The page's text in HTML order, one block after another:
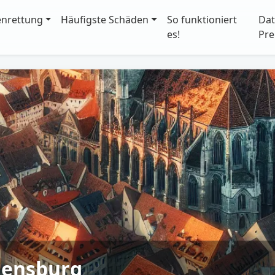
Häufigste Schäden
So funktioniert
es!